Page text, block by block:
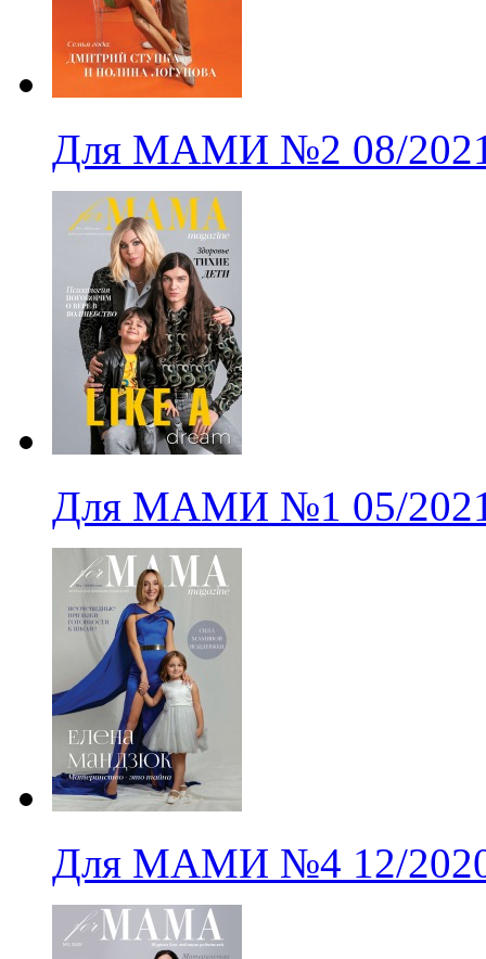
Для МАМИ №2 08/
Для МАМИ №1 05/
Для МАМИ №4 12/